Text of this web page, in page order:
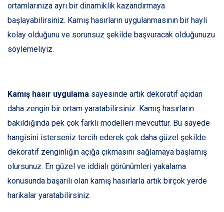
ortamlarınıza ayrı bir dinamiklik kazandırmaya
başlayabilirsiniz. Kamış hasırların uygulanmasının bir hayli
kolay olduğunu ve sorunsuz şekilde başvuracak olduğunuzu
söylemeliyiz.
Kamış hasır uygulama sayesinde artık dekoratif açıdan
daha zengin bir ortam yaratabilirsiniz. Kamış hasırların
bakıldığında pek çok farklı modelleri mevcuttur. Bu sayede
hangisini isterseniz tercih ederek çok daha güzel şekilde
dekoratif zenginliğin açığa çıkmasını sağlamaya başlamış
olursunuz. En güzel ve iddialı görünümleri yakalama
konusunda başarılı olan kamış hasırlarla artık birçok yerde
harikalar yaratabilirsiniz.